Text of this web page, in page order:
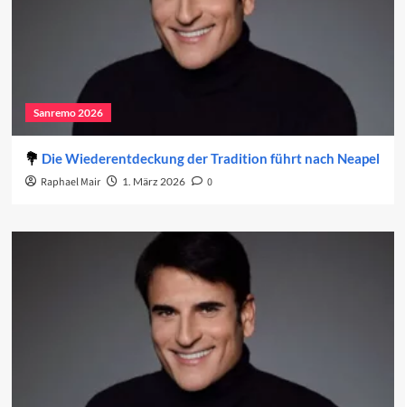
Sanremo 2026
Die Wiederentdeckung der Tradition führt nach Neapel
Raphael Mair 1. März 2026 0